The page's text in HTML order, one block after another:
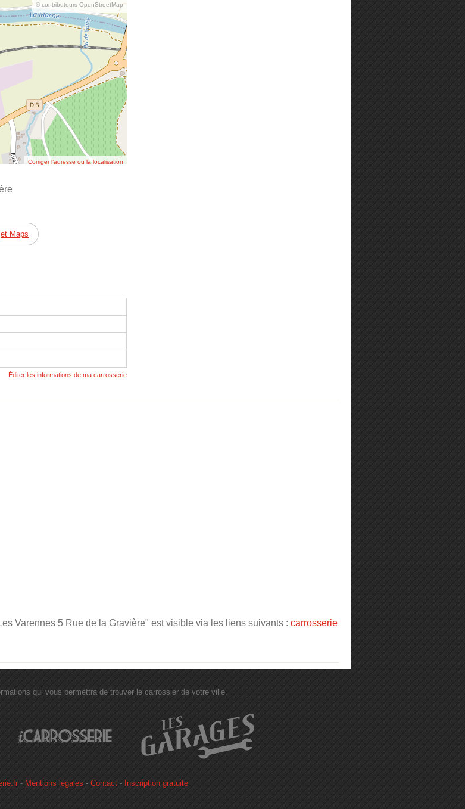
© contributeurs OpenStreetMap
Corriger l’adresse ou la localisation
Maps
Éditer les informations de ma carrosserie
Varennes 5 Rue de la Gravière" est visible via les liens suivants : carrosserie
qui vous permettra de trouver le carrossier de votre ville.
- Mentions légales - Contact- Inscription gratuite